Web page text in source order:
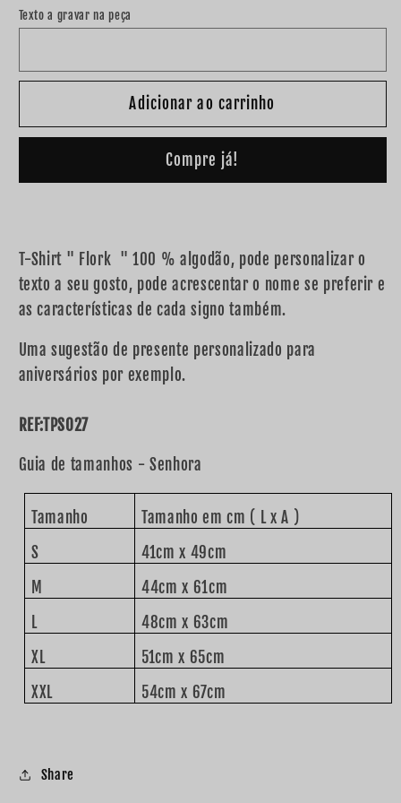
quantidade
de
Shirt
Signos
quantidade
de
Shirt
&quot;
Flork
Signos
&quot;
Texto a gravar na peça
Adicionar ao carrinho
Compre já!
T-Shirt " Flork " 100 % algodão, pode personalizar o
texto a seu gosto, pode acrescentar o nome se preferir e
as características de cada signo também.
Uma sugestão de presente personalizado para
aniversários por exemplo.
REF:TPS027
Guia de tamanhos - Senhora
Tamanho
Tamanho em cm ( L x A )
S
41cm x 49cm
M
44cm x 61cm
L
48cm x 63cm
XL
51cm x 65cm
XXL
54cm x 67cm
Share